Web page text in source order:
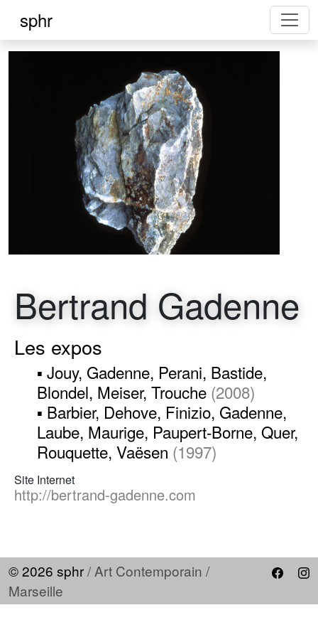
sphr
Bertrand Gadenne
Les expos
▪ Jouy, Gadenne, Perani, Bastide,
Blondel, Meiser, Trouche (2008)
▪ Barbier, Dehove, Finizio, Gadenne,
Laube, Maurige, Paupert-Borne, Quer,
Rouquette, Vaësen (1997)
Site Internet
http://bertrand-gadenne.com
© 2026 sphr/ Art Contemporain /
Marseille